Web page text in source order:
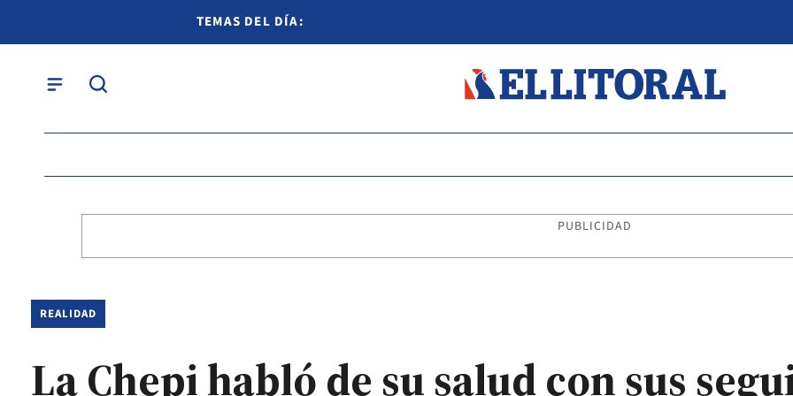
TEMAS DEL DÍA:
PUBLICIDAD
REALIDAD
La Chepi habló de su salud con sus